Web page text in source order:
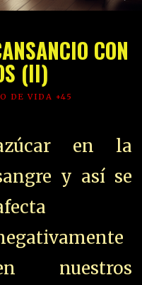
CON
(II)
DE VIDA +45
en la
y así se
nuestros